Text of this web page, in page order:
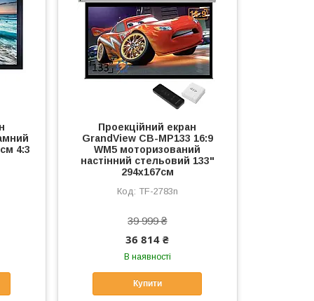
4:3
Проекційний екран
GrandView CB-MP133 16:9
WM5 моторизований
настінний стельовий 133"
294x167см
TF-2783n
39 999 ₴
36 814 ₴
В наявності
Купити